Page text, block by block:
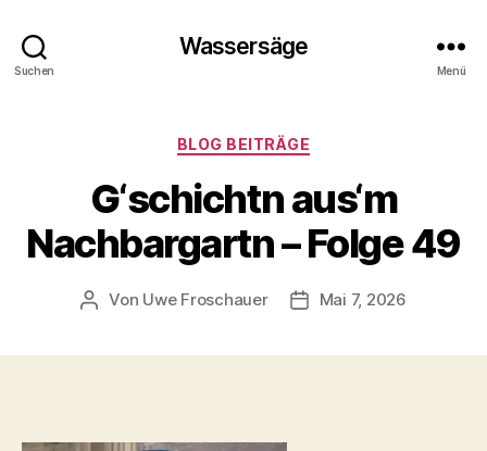
Suchen
Wassersäge
Menü
Kategorien
BLOG BEITRÄGE
G‘schichtn aus‘m
Nachbargartn – Folge 49
Beitragsautor
Von Uwe Froschauer Beitragsdatum
Mai 7, 2026